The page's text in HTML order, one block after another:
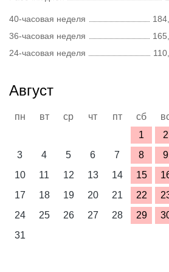
40-часовая неделя
36-часовая неделя
24-часовая неделя
Август
пн вт ср чт пт сб
1
2
3
4 5 6 7 8
9
10
11 12 13 14 15
17
18 19 20 21 22
24
25 26 27 28 29
31